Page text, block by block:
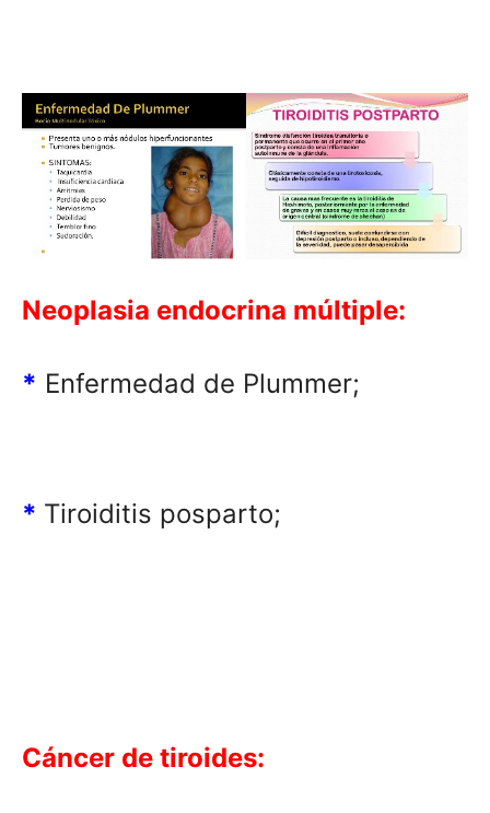
Neoplasia endocrina múltiple:
* Enfermedad de Plummer;
* Tiroiditis posparto;
Cáncer de tiroides: